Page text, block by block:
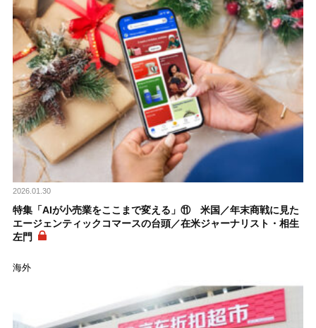
2026.01.30
特集「AIが小売業をここまで変える」⑪ 米国／年末商戦に見た
エージェンティックコマースの台頭／在米ジャーナリスト・相生
左門
海外